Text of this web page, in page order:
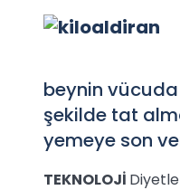
beynin
şekilde tat
yemeye son
TEKNOLOJİ